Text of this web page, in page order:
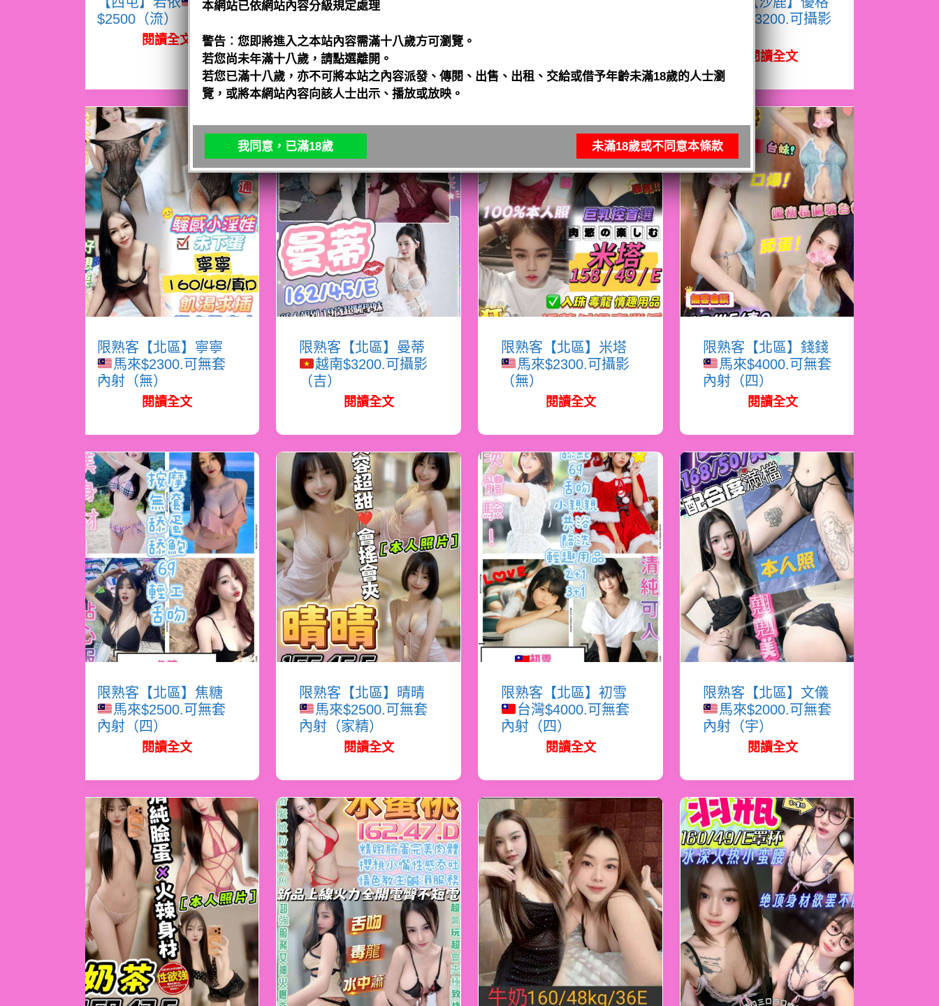
$2500（流）
閱讀全文 閱讀全文
越南$3200.可攝影
閱讀全文
限熟客【北區】寧寧
馬來$2300.可無套
內射（無）
閱讀全文
限熟客【北區】曼蒂
越南$3200.可攝影
（吉）
閱讀全文
限熟客【北區】米塔
馬來$2300.可攝影
（無）
閱讀全文
限熟客【北區】錢錢
馬來$4000.可無套
內射（四）
閱讀全文
限熟客【北區】焦糖
馬來$2500.可無套
內射（四）
閱讀全文
限熟客【北區】晴晴
馬來$2500.可無套
內射（家精）
閱讀全文
限熟客【北區】初雪
台灣$4000.可無套
內射（四）
閱讀全文
限熟客【北區】文儀
馬來$2000.可無套
內射（宇）
閱讀全文
本網站已依網站內容分級規定處理
警告︰您即將進入之本站內容需滿十八歲方可瀏覽。
若您尚未年滿十八歲，請點選離開。
若您已滿十八歲，亦不可將本站之內容派發、傳閱、出售、出租、交給或借予年齡未滿18歲的人士瀏
覽，或將本網站內容向該人士出示、播放或放映。
我同意，已滿18歲 未滿18歲或不同意本條款